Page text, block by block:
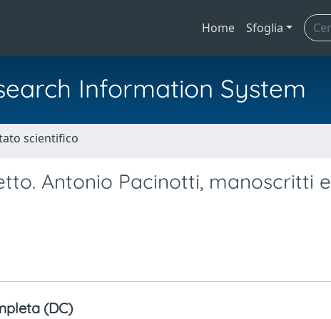
Home Sfoglia
Information System
scientifico
Antonio Pacinotti, manoscritti e
(DC)